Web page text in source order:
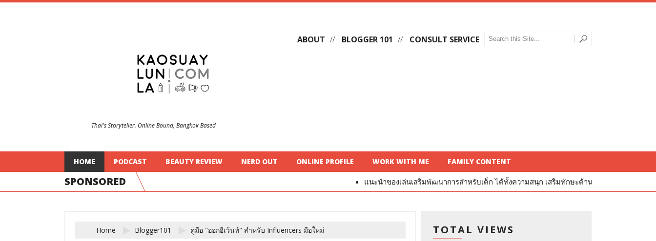
Thai's Storyteller. Online Bound, Bangkok Based
ABOUT BLOGGER 101 CONSULT SERVICE
HOME PODCAST BEAUTY REVIEW NERD OUT ONLINE PROFILE WORK WITH ME FAMILY CONTENT
SPONSORED แนะนำของเล่นเสริมพัฒนาการสำหรับเด็ก ได้ทั้งความสนุก เสริมทักษะด้าน IQ และ EQ
Home Blogger101 คู่มือ "ออกอีเว้นท์" สำหรับ Influencers มือใหม่ TOTAL VIEWS